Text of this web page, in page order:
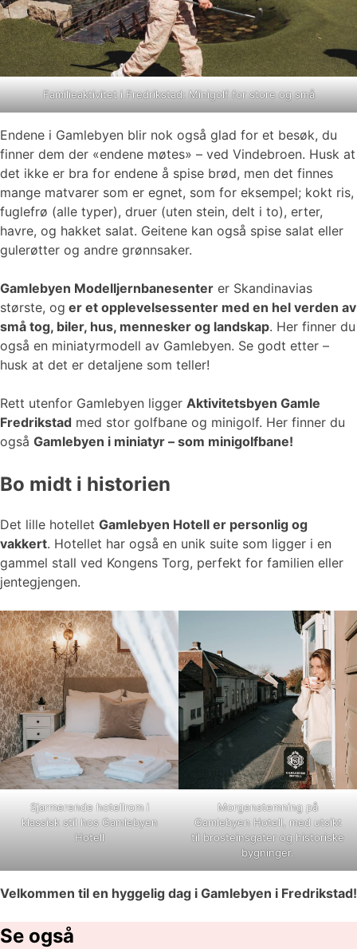
Familieaktivitet i Fredrikstad: Minigolf for store og små
Endene i Gamlebyen blir nok også glad for et besøk, du
finner dem der «endene møtes» – ved Vindebroen. Husk at
det ikke er bra for endene å spise brød, men det finnes
mange matvarer som er egnet, som for eksempel; kokt ris,
fuglefrø (alle typer), druer (uten stein, delt i to), erter,
havre, og hakket salat. Geitene kan også spise salat eller
gulerøtter og andre grønnsaker.
Gamlebyen Modelljernbanesenter er Skandinavias
største, og er et opplevelsessenter med en hel verden av
små tog, biler, hus, mennesker og landskap. Her finner du
også en miniatyrmodell av Gamlebyen. Se godt etter –
husk at det er detaljene som teller!
Rett utenfor Gamlebyen ligger Aktivitetsbyen Gamle
Fredrikstad med stor golfbane og minigolf. Her finner du
også Gamlebyen i miniatyr – som minigolfbane!
Bo midt i historien
Det lille hotellet Gamlebyen Hotell er personlig og
vakkert. Hotellet har også en unik suite som ligger i en
gammel stall ved Kongens Torg, perfekt for familien eller
jentegjengen.
Sjarmerende hotellrom i
klassisk stil hos Gamlebyen
Hotell
Morgenstemning på
Gamlebyen Hotell, med utsikt
til brosteinsgater og historiske
bygninger.
Velkommen til en hyggelig dag i Gamlebyen i Fredrikstad!
Se også